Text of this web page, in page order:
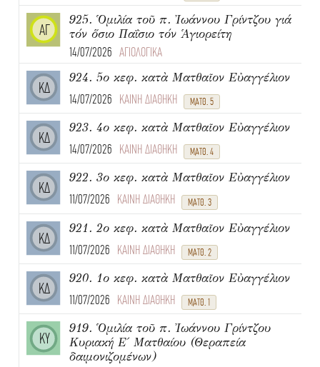
ΑΓ
925. Ὁμιλία τοῦ π. Ἰωάννου Γρίντζου γιά
τόν ὅσιο Παΐσιο τόν Ἁγιορείτη
14/07/2026 ΑΓΙΟΛΟΓΙΚΑ
ΚΔ
924. 5ο κεφ. κατὰ Ματθαῖον Εὐαγγέλιον
14/07/2026 ΚΑΙΝΗ ΔΙΑΘΗΚΗ ΜΑΤΘ. 5
ΚΔ
923. 4ο κεφ. κατὰ Ματθαῖον Εὐαγγέλιον
14/07/2026 ΚΑΙΝΗ ΔΙΑΘΗΚΗ ΜΑΤΘ. 4
ΚΔ
922. 3ο κεφ. κατὰ Ματθαῖον Εὐαγγέλιον
11/07/2026 ΚΑΙΝΗ ΔΙΑΘΗΚΗ ΜΑΤΘ. 3
ΚΔ
921. 2ο κεφ. κατὰ Ματθαῖον Εὐαγγέλιον
11/07/2026 ΚΑΙΝΗ ΔΙΑΘΗΚΗ ΜΑΤΘ. 2
ΚΔ
920. 1ο κεφ. κατὰ Ματθαῖον Εὐαγγέλιον
11/07/2026 ΚΑΙΝΗ ΔΙΑΘΗΚΗ ΜΑΤΘ. 1
ΚΥ
919. Ὁμιλία τοῦ π. Ἰωάννου Γρίντζου
Κυριακή Ε΄ Ματθαίου (Θεραπεία
δαιμονιζομένων)